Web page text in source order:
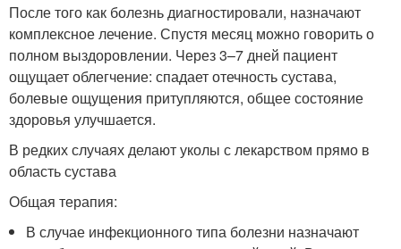
После того как болезнь диагностировали, назначают
комплексное лечение. Спустя месяц можно говорить о
полном выздоровлении. Через 3–7 дней пациент
ощущает облегчение: спадает отечность сустава,
болевые ощущения притупляются, общее состояние
здоровья улучшается.
В редких случаях делают уколы с лекарством прямо в
область сустава
Общая терапия:
В случае инфекционного типа болезни назначают